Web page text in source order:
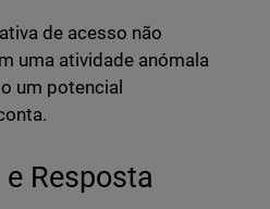
de acesso não
uma atividade anómala
um potencial
Resposta